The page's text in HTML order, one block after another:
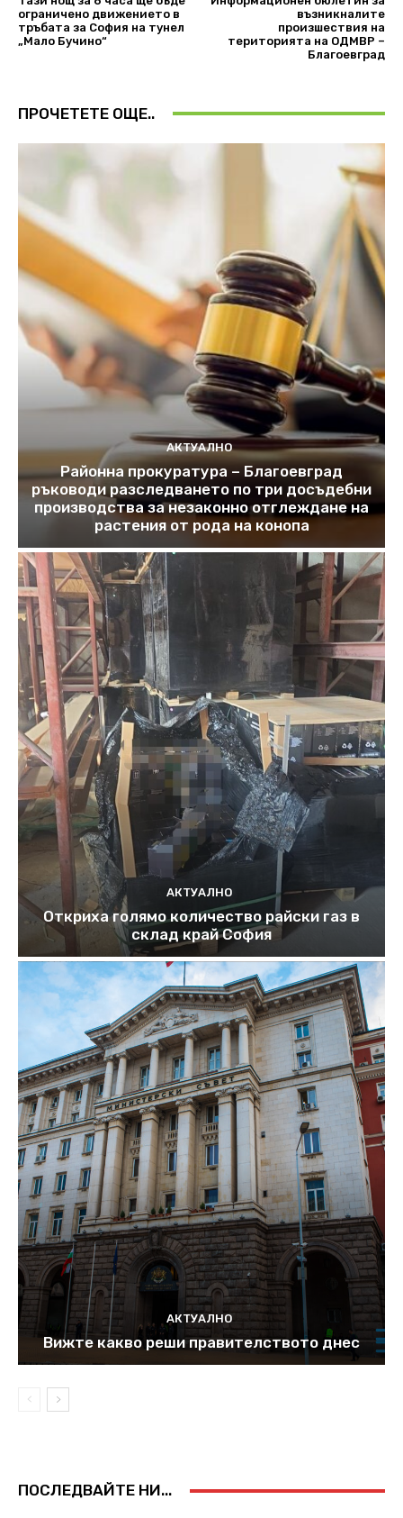
ограничено движението в
тръбата за София на тунел
„Мало Бучино“
възникналите
произшествия на
територията на ОДМВР –
Благоевград
ПРОЧЕТЕТЕ ОЩЕ..
АКТУАЛНО
Районна прокуратура – Благоевград
ръководи разследването по три досъдебни
производства за незаконно отглеждане на
растения от рода на конопа
АКТУАЛНО
Откриха голямо количество райски газ в
склад край София
АКТУАЛНО
Вижте какво реши правителството днес
ПОСЛЕДВАЙТЕ НИ...